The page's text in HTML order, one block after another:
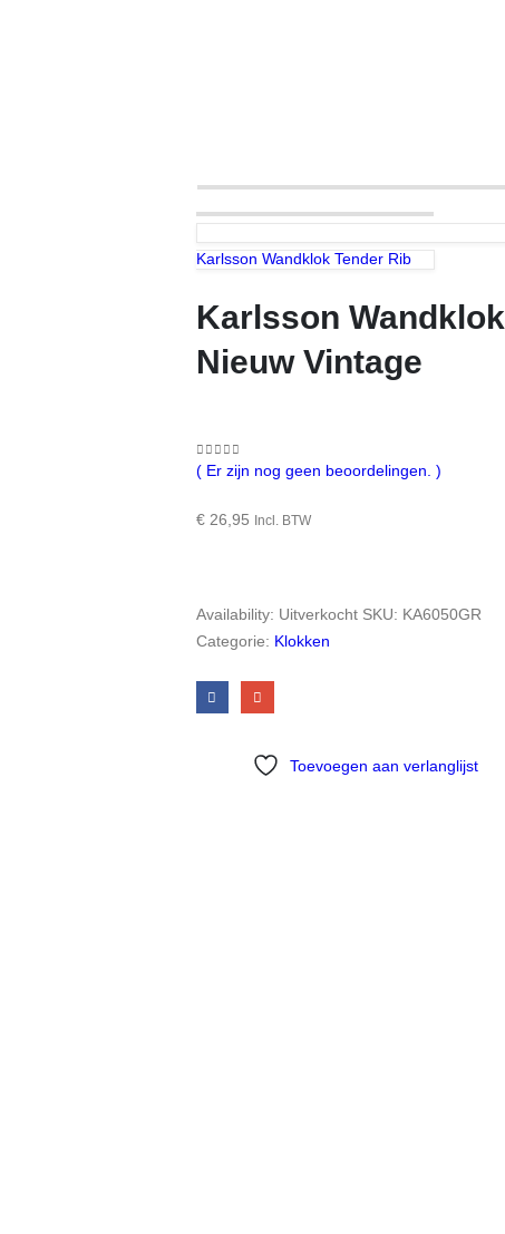
Karlsson Wandklok Tender Rib
Karlsson Wandklok
Nieuw Vintage
0 out of 5
( Er zijn nog geen beoordelingen. )
€26,95 Incl. BTW
Availability: Uitverkocht SKU: KA6050GR
Categorie: Klokken
Toevoegen aan verlanglijst